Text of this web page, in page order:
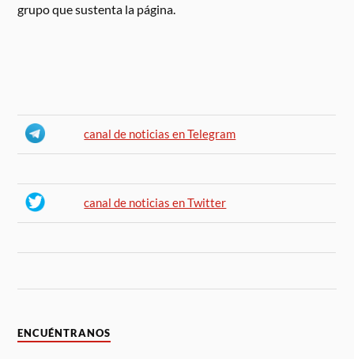
grupo que sustenta la página.
canal de noticias en Telegram
canal de noticias en Twitter
ENCUÉNTRANOS